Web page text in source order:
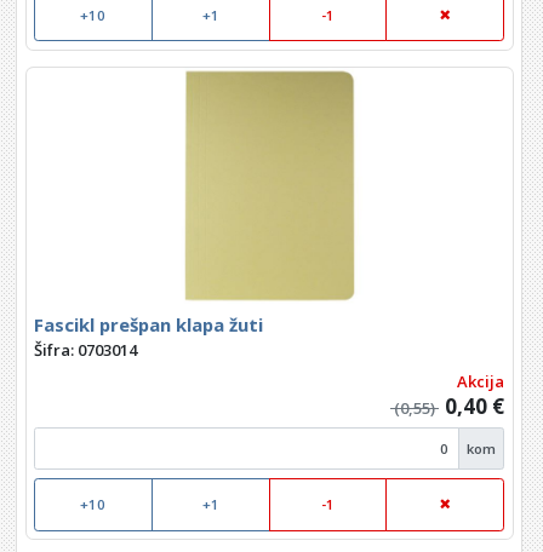
+10 +1 -1
Fascikl prešpan klapa žuti
Šifra: 0703014
Akcija
(0,55) 0,40 €
kom
+10 +1 -1